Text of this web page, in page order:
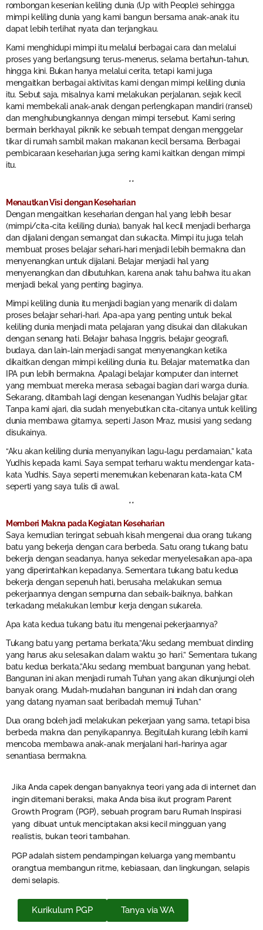
rombongan kesenian keliling dunia (Up with People) sehingga
mimpi keliling dunia yang kami bangun bersama anak-anak itu
dapat lebih terlihat nyata dan terjangkau.
Kami menghidupi mimpi itu melalui berbagai cara dan melalui
proses yang berlangsung terus-menerus, selama bertahun-tahun,
hingga kini. Bukan hanya melalui cerita, tetapi kami juga
mengaitkan berbagai aktivitas kami dengan mimpi keliling dunia
itu. Sebut saja, misalnya kami melakukan perjalanan, sejak kecil
kami membekali anak-anak dengan perlengkapan mandiri (ransel)
dan menghubungkannya dengan mimpi tersebut. Kami sering
bermain berkhayal piknik ke sebuah tempat dengan menggelar
tikar di rumah sambil makan makanan kecil bersama. Berbagai
pembicaraan keseharian juga sering kami kaitkan dengan mimpi
itu.
**
Menautkan Visi dengan Keseharian
Dengan mengaitkan keseharian dengan hal yang lebih besar
(mimpi/cita-cita keliling dunia), banyak hal kecil menjadi berharga
dan dijalani dengan semangat dan sukacita. Mimpi itu juga telah
membuat proses belajar sehari-hari menjadi lebih bermakna dan
menyenangkan untuk dijalani. Belajar menjadi hal yang
menyenangkan dan dibutuhkan, karena anak tahu bahwa itu akan
menjadi bekal yang penting baginya.
Mimpi keliling dunia itu menjadi bagian yang menarik di dalam
proses belajar sehari-hari. Apa-apa yang penting untuk bekal
keliling dunia menjadi mata pelajaran yang disukai dan dilakukan
dengan senang hati. Belajar bahasa Inggris, belajar geografi,
budaya, dan lain-lain menjadi sangat menyenangkan ketika
dikaitkan dengan mimpi keliling dunia itu. Belajar matematika dan
IPA pun lebih bermakna. Apalagi belajar komputer dan internet
yang membuat mereka merasa sebagai bagian dari warga dunia.
Sekarang, ditambah lagi dengan kesenangan Yudhis belajar gitar.
Tanpa kami ajari, dia sudah menyebutkan cita-citanya untuk keliling
dunia membawa gitarnya, seperti Jason Mraz, musisi yang sedang
disukainya.
“Aku akan keliling dunia menyanyikan lagu-lagu perdamaian,” kata
Yudhis kepada kami. Saya sempat terharu waktu mendengar kata-
kata Yudhis. Saya seperti menemukan kebenaran kata-kata CM
seperti yang saya tulis di awal.
**
Memberi Makna pada Kegiatan Keseharian
Saya kemudian teringat sebuah kisah mengenai dua orang tukang
batu yang bekerja dengan cara berbeda. Satu orang tukang batu
bekerja dengan seadanya, hanya sekedar menyelesaikan apa-apa
yang diperintahkan kepadanya. Sementara tukang batu kedua
bekerja dengan sepenuh hati, berusaha melakukan semua
pekerjaannya dengan sempurna dan sebaik-baiknya, bahkan
terkadang melakukan lembur kerja dengan sukarela.
Apa kata kedua tukang batu itu mengenai pekerjaannya?
Tukang batu yang pertama berkata,”Aku sedang membuat dinding
yang harus aku selesaikan dalam waktu 30 hari.” Sementara tukang
batu kedua berkata,”Aku sedang membuat bangunan yang hebat.
Bangunan ini akan menjadi rumah Tuhan yang akan dikunjungi oleh
banyak orang. Mudah-mudahan bangunan ini indah dan orang
yang datang nyaman saat beribadah memuji Tuhan.”
Dua orang boleh jadi melakukan pekerjaan yang sama, tetapi bisa
berbeda makna dan penyikapannya. Begitulah kurang lebih kami
mencoba membawa anak-anak menjalani hari-harinya agar
senantiasa bermakna.
Jika Anda capek dengan banyaknya teori yang ada di internet dan
ingin ditemani beraksi, maka Anda bisa ikut program Parent
Growth Program (PGP), sebuah program baru Rumah Inspirasi
yang dibuat untuk menciptakan aksi kecil mingguan yang
realistis, bukan teori tambahan.
PGP adalah sistem pendampingan keluarga yang membantu
orangtua membangun ritme, kebiasaan, dan lingkungan, selapis
demi selapis.
Kurikulum PGP Tanya via WA